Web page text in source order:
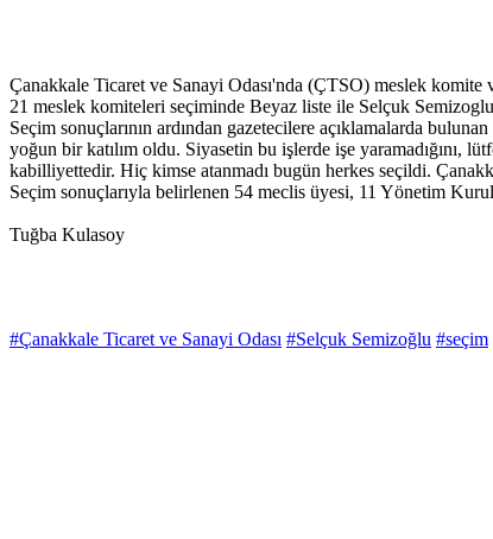
Çanakkale Ticaret ve Sanayi Odası'nda (ÇTSO) meslek
21 meslek komiteleri seçiminde Beyaz liste ile Selçuk
Seçim sonuçlarının ardından gazetecilere açıklamalarda
yoğun bir katılım oldu. Siyasetin bu işlerde işe yaramadığını,
kabilliyettedir. Hiç kimse atanmadı bugün herkes seçildi.
Seçim sonuçlarıyla belirlenen 54 meclis üyesi, 11 Yönetim
Tuğba Kulasoy
#Çanakkale Ticaret ve Sanayi Odası #Selçuk Semizoğlu #seçim